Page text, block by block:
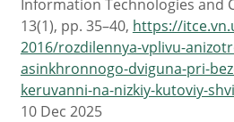
Information Technologies and
13(1), pp. 35–40, https://
2016/rozdilennya-vplivu-
asinkhronnogo-dviguna-pri-
keruvanni-na-nizkiy-kutoviy-
10 Dec 2025